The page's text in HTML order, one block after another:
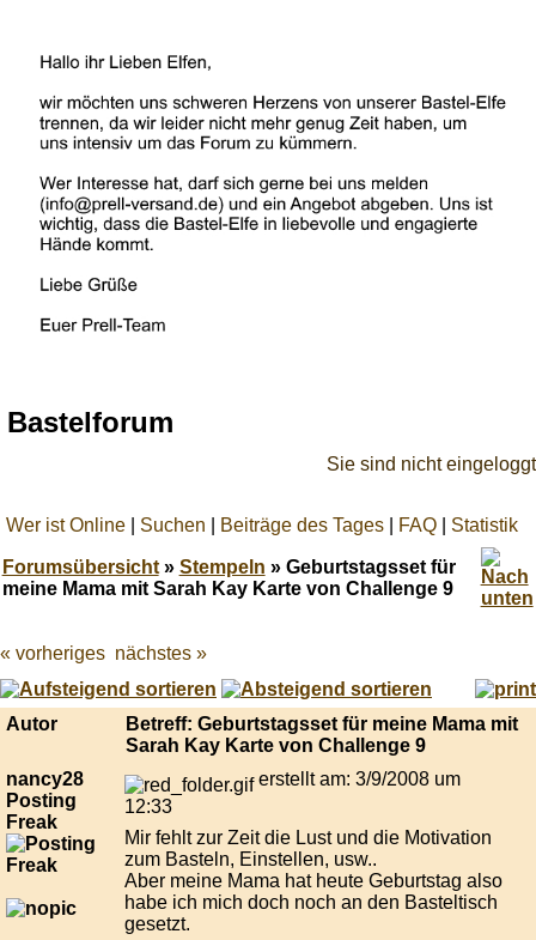
Bastelforum
Sie sind nicht eingeloggt
Wer ist Online Suchen Beiträge des Tages FAQ Statistik
Forumsübersicht» Stempeln » Geburtstagsset für
meine Mama mit Sarah Kay Karte von Challenge 9
Best
online
live
casino
« vorheriges nächstes »
Autor
Betreff: Geburtstagsset für meine Mama mit
Sarah Kay Karte von Challenge 9
nancy28
Posting
Freak
erstellt am: 3/9/2008 um
12:33
Mir fehlt zur Zeit die Lust und die Motivation
zum Basteln, Einstellen, usw..
Aber meine Mama hat heute Geburtstag also
habe ich mich doch noch an den Basteltisch
gesetzt.